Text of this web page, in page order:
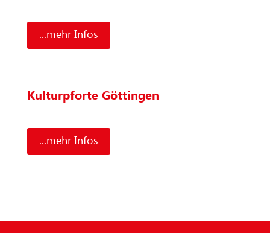
...mehr Infos
Kulturpforte Göttingen
...mehr Infos